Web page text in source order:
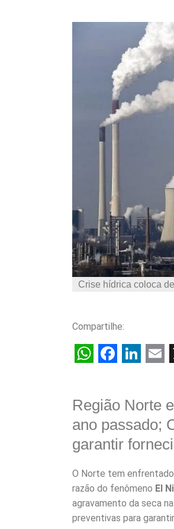
Crise hídrica coloca
Compartilhe:
a
t
s
A
p
p
c
e
b
o
o
k
n
k
e
d
I
n
a
i
l
Região Norte
ano passado;
garantir
O Norte tem
razão do fenômeno El
agravamento da seca
preventivas para